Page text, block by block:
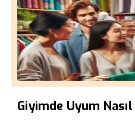
Giyimde Uyum